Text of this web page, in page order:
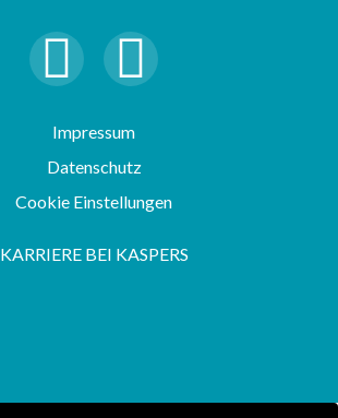
Impressum
Datenschutz
Cookie Einstellungen
KARRIERE BEI KASPERS